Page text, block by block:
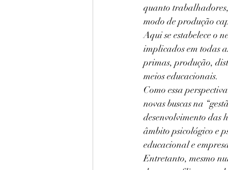
quanto
modo de produção
Aqui se estabelece o
implicados em todas
primas, produção,
meios educacionais.
Como essa
novas buscas na
desenvolvimento das
âmbito psicológico e
educacional e
Entretanto, mesmo